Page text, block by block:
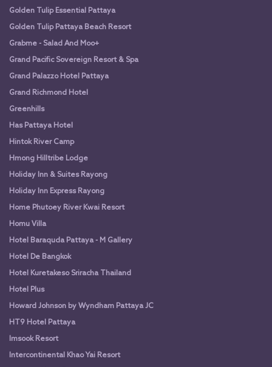
Golden Tulip Essential Pattaya
Golden Tulip Pattaya Beach Resort
Grabme - Salad And Moo+
Grand Pacific Sovereign Resort & Spa
Grand Palazzo Hotel Pattaya
Grand Richmond Hotel
Greenhills
Has Pattaya Hotel
Hintok River Camp
Hmong Hilltribe Lodge
Holiday Inn & Suites Rayong
Holiday Inn Express Rayong
Home Phutoey River Kwai Resort
Homu Villa
Hotel Baraquda Pattaya - M Gallery
Hotel De Bangkok
Hotel Kuretakeso Sriracha Thailand
Hotel Plus
Howard Johnson by Wyndham Pattaya JC
HT9 Hotel Pattaya
Imsook Resort
Intercontinental Khao Yai Resort